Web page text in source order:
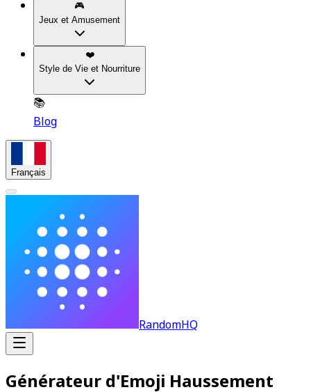
🎮
Jeux et Amusement
❤️
Style de Vie et Nourriture
📚
Blog
Français
RandomHQ
Générateur d'Emoji Haussement